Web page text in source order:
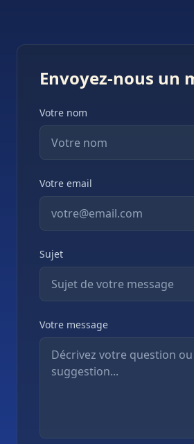
Envoyez-nous un
Votre nom
Votre email
Sujet
Votre message